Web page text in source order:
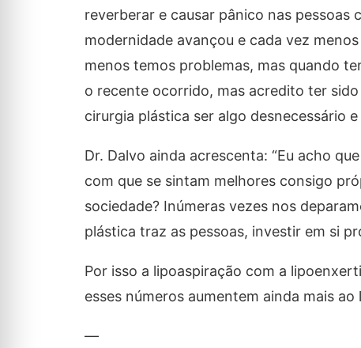
reverberar e causar pânico nas
modernidade avançou e cada vez
menos temos problemas, mas quando
o recente ocorrido, mas acredito ter
cirurgia plástica ser algo desnecessário e
Dr. Dalvo ainda acrescenta: “Eu acho
com que se sintam melhores consigo
sociedade? Inúmeras vezes nos
plástica traz as pessoas, investir em si
Por isso a lipoaspiração com a
esses números aumentem ainda mais
—